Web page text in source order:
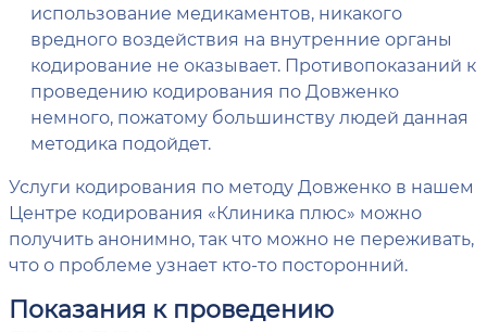
использование медикаментов, никакого
вредного воздействия на внутренние органы
кодирование не оказывает. Противопоказаний к
проведению кодирования по Довженко
немного, пожатому большинству людей данная
методика подойдет.
Услуги кодирования по методу Довженко в нашем
Центре кодирования «Клиника плюс» можно
получить анонимно, так что можно не переживать,
что о проблеме узнает кто-то посторонний.
Показания к проведению